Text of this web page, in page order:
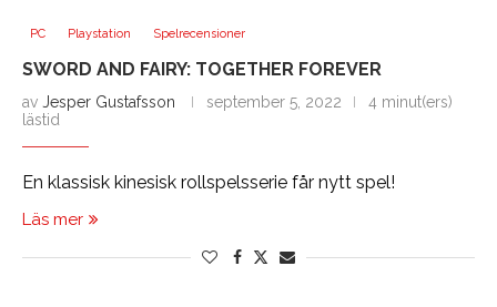
PC Playstation Spelrecensioner
SWORD AND FAIRY: TOGETHER FOREVER
av Jesper Gustafsson september 5, 2022
4 minut(ers)
lästid
En klassisk kinesisk rollspelsserie får nytt spel!
Läs mer